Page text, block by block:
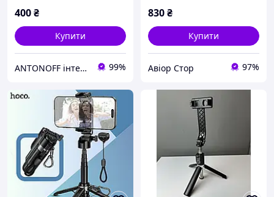
400₴
Купити
ANTONOFF інтернет-магазин 99%
830₴
Купити
Авіор Стор 97%